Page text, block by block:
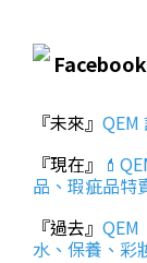
『未來』 QEM
『現在』
品、瑕疵品特
『過去』 QEM
水、保養、彩